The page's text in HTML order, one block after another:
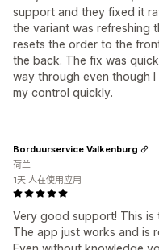
support and they fixed it
the variant was refreshing
resets the order to the
the back. The fix was
way through even though
my control quickly.
Very good support! This is
The app just works and is
Borduurservice Valkenburg
荷兰
1天 人在使用应用